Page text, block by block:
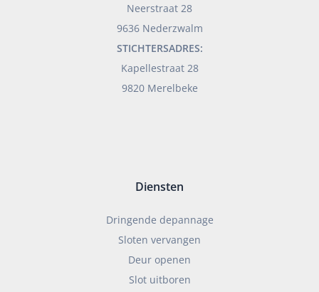
Neerstraat 28
9636 Nederzwalm
STICHTERSADRES:
Kapellestraat 28
9820 Merelbeke
Diensten
Dringende depannage
Sloten vervangen
Deur openen
Slot uitboren